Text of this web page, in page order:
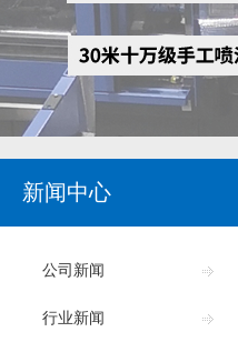
新闻中心
公司新闻
行业新闻